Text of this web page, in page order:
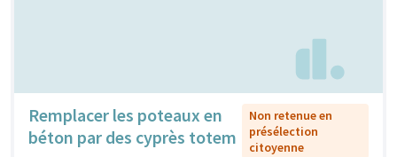
Remplacer les poteaux en
béton par des cyprès totem
Non retenue en
présélection
citoyenne